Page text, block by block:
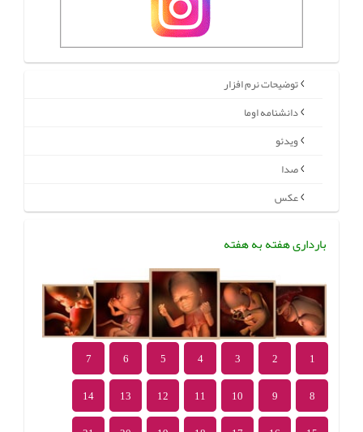
توضیحات نرم افزار
دانشنامه اوما
ویدئو
صدا
عکس
بارداری هفته به هفته
1
2
3
4
5
6
7
8
9
10
11
12
13
14